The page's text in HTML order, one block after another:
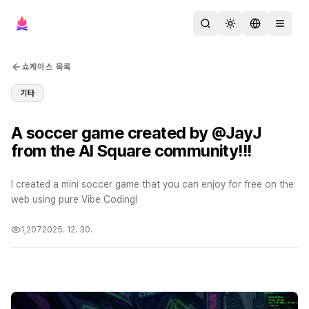
검색 테마 변경언어 변경메뉴 열
쇼케이스 목록
기타
A soccer game created by @JayJ
from the AI Square community!!!
I created a mini soccer game that you can enjoy for free on the
web using pure Vibe Coding!
1,2072025. 12. 30.